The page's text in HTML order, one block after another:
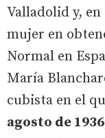
Valladolid y,
mujer en
Normal en
María
cubista en el
agosto de 1936